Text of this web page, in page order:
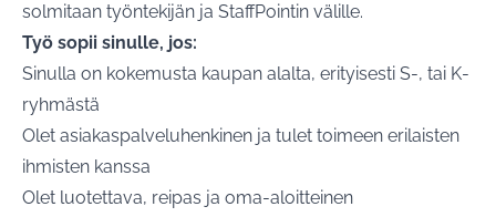
solmitaan työntekijän ja StaffPointin välille.
Työ sopii sinulle, jos:
Sinulla on kokemusta kaupan alalta, erityisesti S-, tai K-
ryhmästä
Olet asiakaspalveluhenkinen ja tulet toimeen erilaisten
ihmisten kanssa
Olet luotettava, reipas ja oma-aloitteinen